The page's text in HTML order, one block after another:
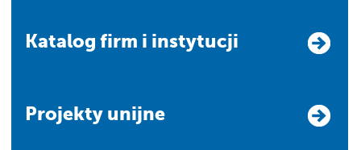
Katalog firm i instytucji
Projekty unijne